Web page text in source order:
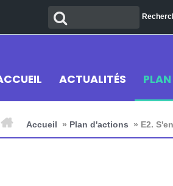
Recherche
ACTUALITÉS
Accueil » Plan d'actions » E2.